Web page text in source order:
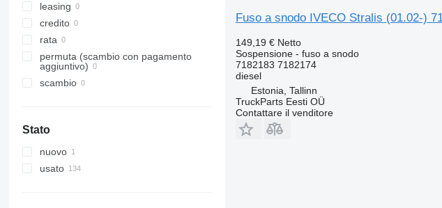
leasing
credito
rata
permuta (scambio con pagamento
aggiuntivo)
scambio
Stato
nuovo
usato
Fuso a snodo IVECO Stralis (01.02-)
149,19 € Netto
Sospensione - fuso a snodo
7182183 7182174
diesel
Estonia, Tallinn
TruckParts Eesti OÜ
Contattare il venditore